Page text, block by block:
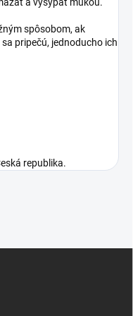
spôsobom, ak
pripečú, jednoducho ich
republika.